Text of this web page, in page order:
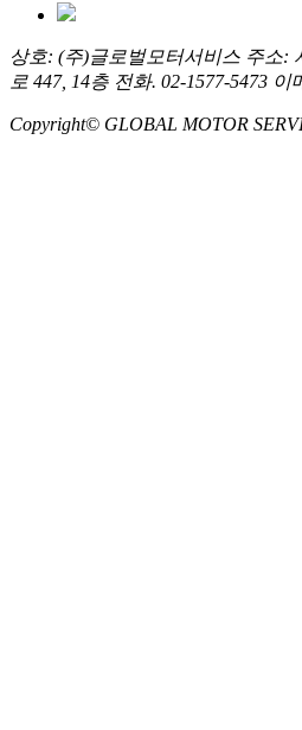
상호: (주)글로벌모터서비스 주소:
로 447, 14층 전화. 02-1577-5473 이
Copyright© GLOBAL MOTOR